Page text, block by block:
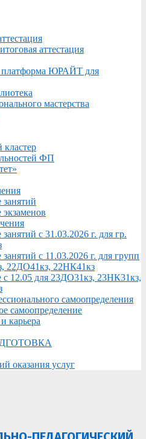
аттестация
платформа ЮРАЙТ для
мастерства
кластер
ФП
занятий
экзаменов
с 31.03.2026 г. для гр.
с 11.03.2026 г. для групп
22ДО41кз, 22НК41кз
с 12.05 для 23ДО31кз, 23НК31кз,
самоопределения
самоопределение
карьера
оказания услуг